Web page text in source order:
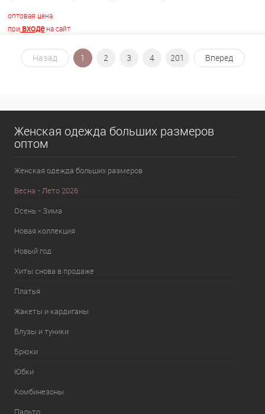
оптовая цена
при входена сайт
В корзину
Назад 1 2 3 4 201 Вперед
Женская одежда больших размеров
оптом
Женская одежда больших размеров
Весна - Лето 2026
Осень - Зима
Новая коллекция
Новый год
Хиты снова в продаже
Платья
Жакеты и кардиганы
Блузы и туники
Брюки
Юбки
Комбинезоны
Пальто